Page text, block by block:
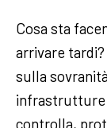
Cosa sta
arrivare
sulla
infrastrutture
controlla,